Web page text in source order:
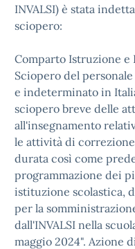
INVALSI) è stata
sciopero:
Comparto Istruzione e
Sciopero del
e indeterminato in
sciopero breve delle
all'insegnamento
le attività di
durata così come
programmazione dei
istituzione scolastica,
per la
dall'INVALSI nella
maggio 2024". Azione